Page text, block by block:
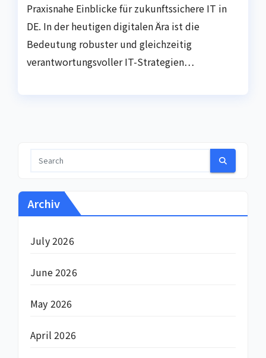
Praxisnahe Einblicke für zukunftssichere IT in
DE. In der heutigen digitalen Ära ist die
Bedeutung robuster und gleichzeitig
verantwortungsvoller IT-Strategien…
Archiv
July 2026
June 2026
May 2026
April 2026